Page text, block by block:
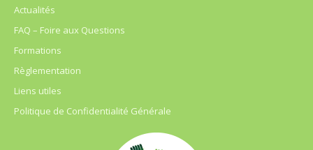
Actualités
FAQ – Foire aux Questions
Formations
Règlementation
Liens utiles
Politique de Confidentialité Générale